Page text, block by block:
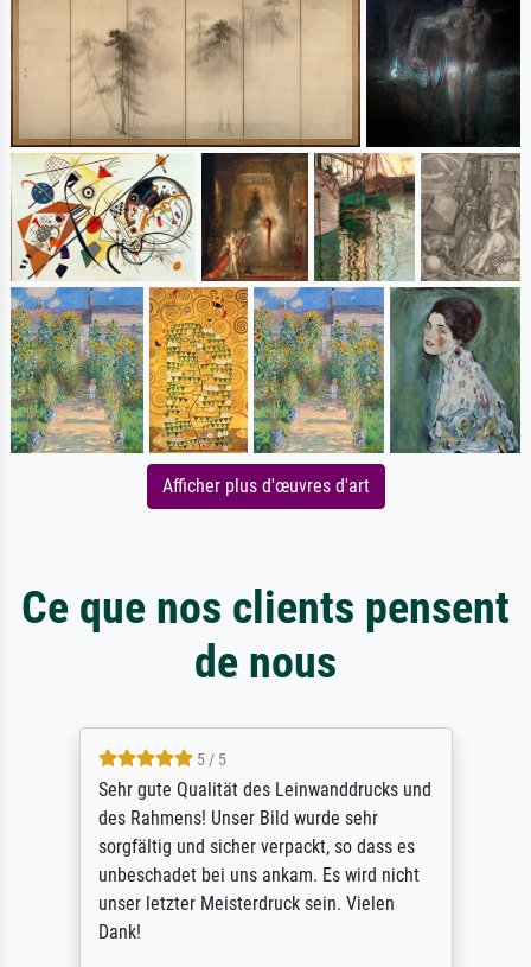
Afficher plus d'œuvres d'art
Ce que nos clients pensent
de nous
5 / 5
Sehr gute Qualität des Leinwanddrucks und
des Rahmens! Unser Bild wurde sehr
sorgfältig und sicher verpackt, so dass es
unbeschadet bei uns ankam. Es wird nicht
unser letzter Meisterdruck sein. Vielen
Dank!